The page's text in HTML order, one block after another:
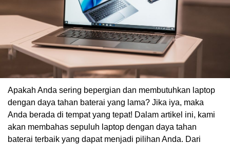
Apakah Anda sering bepergian dan membutuhkan laptop
dengan daya tahan baterai yang lama? Jika iya, maka
Anda berada di tempat yang tepat! Dalam artikel ini, kami
akan membahas sepuluh laptop dengan daya tahan
baterai terbaik yang dapat menjadi pilihan Anda. Dari